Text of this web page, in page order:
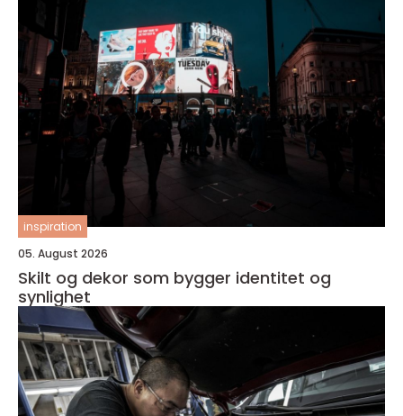
inspiration
05. August 2026
Skilt og dekor som bygger identitet og
synlighet